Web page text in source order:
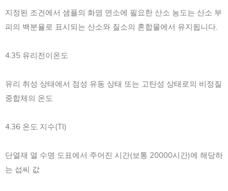
지정된 조건에서 샘플의 화염 연소에 필요한 산소 농도는 산소 부
피의 백분율로 표시되는 산소와 질소의 혼합물에서 유지됩니다.
4.35 유리전이온도
유리 취성 상태에서 점성 유동 상태 또는 고탄성 상태로의 비정질
중합체의 온도
4.36 온도 지수(TI)
단열재 열 수명 도표에서 주어진 시간(보통 20000시간)에 해당하
는 섭씨 값